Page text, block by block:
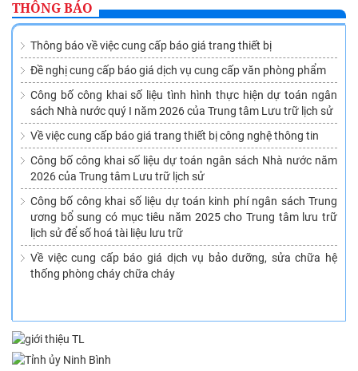
THÔNG BÁO
Thông báo về việc cung cấp báo giá trang thiết bị
Đề nghị cung cấp báo giá dịch vụ cung cấp văn phòng phẩm
Công bố công khai số liệu tình hình thực hiện dự toán ngân
sách Nhà nước quý I năm 2026 của Trung tâm Lưu trữ lịch sử
Về việc cung cấp báo giá trang thiết bị công nghệ thông tin
Công bố công khai số liệu dự toán ngân sách Nhà nước năm
2026 của Trung tâm Lưu trữ lịch sử
Công bố công khai số liệu dự toán kinh phí ngân sách Trung
ương bổ sung có mục tiêu năm 2025 cho Trung tâm lưu trữ
lịch sử để số hoá tài liệu lưu trữ
Về việc cung cấp báo giá dịch vụ bảo dưỡng, sửa chữa hệ
thống phòng cháy chữa cháy